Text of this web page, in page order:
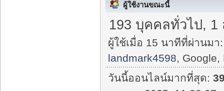
ผู้ใช้งานขณะนี้
193 บุคคลทั่วไป, 1
ผู้ใช้เมื่อ 15 นาทีที่ผ่านมา:
landmark4598, Google,
วันนี้ออนไลน์มากที่สุด: